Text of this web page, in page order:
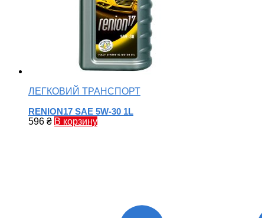
ЛЕГКОВИЙ ТРАНСПОРТ
RENION17 SAE 5W-30 1L
596 ₴ В корзину